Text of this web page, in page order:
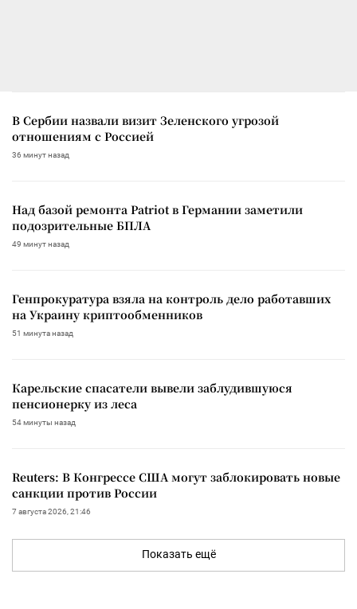
В Сербии назвали визит Зеленского угрозой
отношениям с Россией
36 минут назад
Над базой ремонта Patriot в Германии заметили
подозрительные БПЛА
49 минут назад
Генпрокуратура взяла на контроль дело работавших
на Украину криптообменников
51 минута назад
Карельские спасатели вывели заблудившуюся
пенсионерку из леса
54 минуты назад
Reuters: В Конгрессе США могут заблокировать новые
санкции против России
7 августа 2026, 21:46
Показать ещё